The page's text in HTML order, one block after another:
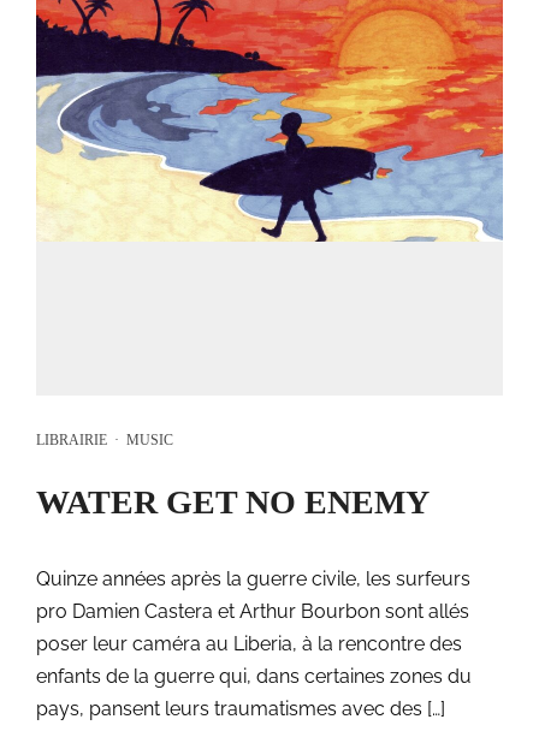
LIBRAIRIE · MUSIC
WATER GET NO ENEMY
Quinze années après la guerre civile, les surfeurs
pro Damien Castera et Arthur Bourbon sont allés
poser leur caméra au Liberia, à la rencontre des
enfants de la guerre qui, dans certaines zones du
pays, pansent leurs traumatismes avec des […]